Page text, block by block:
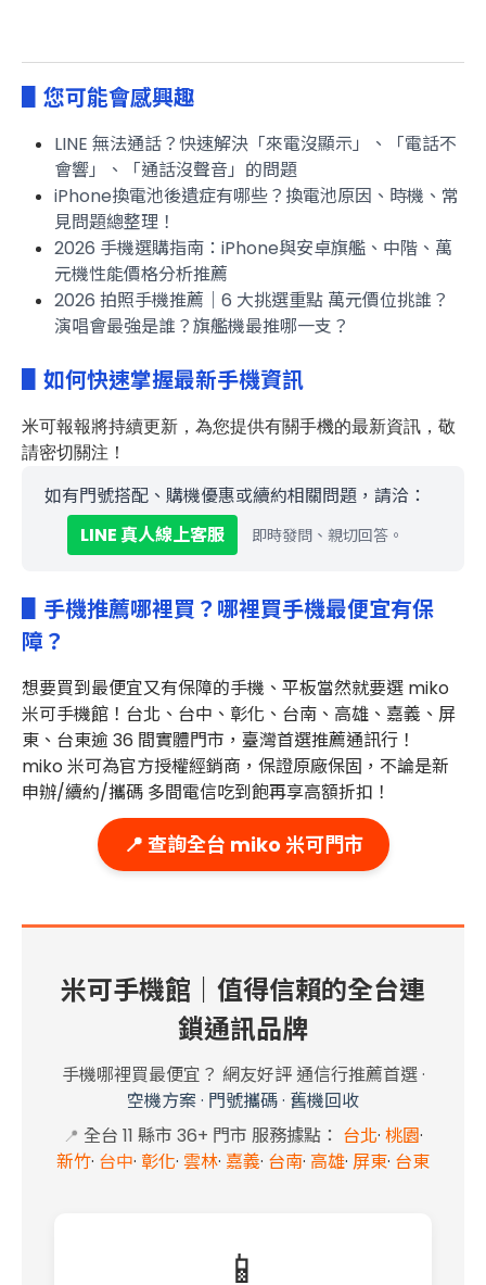
▋您可能會感興趣
LINE 無法通話？快速解決「來電沒顯示」、「電話不
會響」、「通話沒聲音」的問題
iPhone換電池後遺症有哪些？換電池原因、時機、常
見問題總整理！
2026 手機選購指南：iPhone與安卓旗艦、中階、萬
元機性能價格分析推薦
2026 拍照手機推薦｜6 大挑選重點 萬元價位挑誰？
演唱會最強是誰？旗艦機最推哪一支？
▋如何快速掌握最新手機資訊
米可報報將持續更新，為您提供有關手機的最新資訊，敬
請密切關注！
如有門號搭配、購機優惠或續約相關問題，請洽：
LINE 真人線上客服
即時發問、親切回答。
▋手機推薦哪裡買？哪裡買手機最便宜有保
障？
想要買到最便宜又有保障的手機、平板當然就要選 miko
米可手機館！台北、台中、彰化、台南、高雄、嘉義、屏
東、台東逾 36 間實體門市 ，臺灣首選推薦通訊行！
miko 米可為官方授權經銷商，保證原廠保固，不論是新
申辦/續約/攜碼 多間電信吃到飽再享高額折扣！
📍 查詢全台 miko 米可門市
米可手機館｜值得信賴的全台連
鎖通訊品牌
手機哪裡買最便宜？ 網友好評 通信行推薦首選·
空機方案· 門號攜碼· 舊機回收
📍 全台 11 縣市 36+ 門市 服務據點： 台北· 桃園·
新竹· 台中· 彰化· 雲林· 嘉義· 台南· 高雄· 屏東· 台東
📱